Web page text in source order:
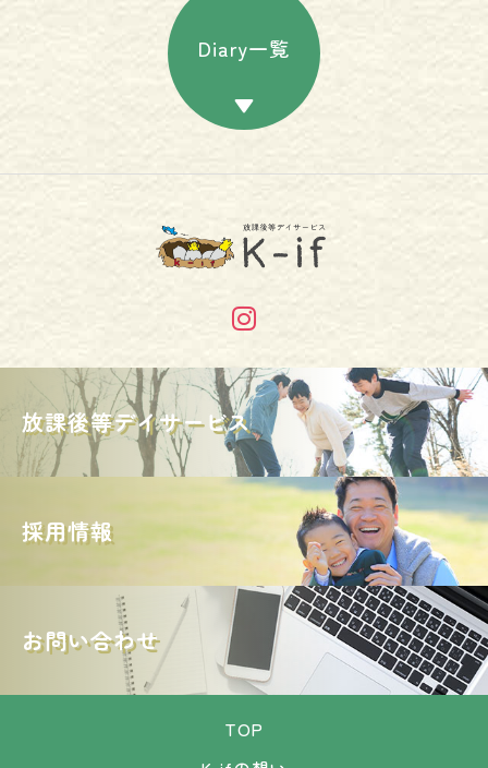
Diary一覧
放課後等デイサービス
採用情報
お問い合わせ
TOP